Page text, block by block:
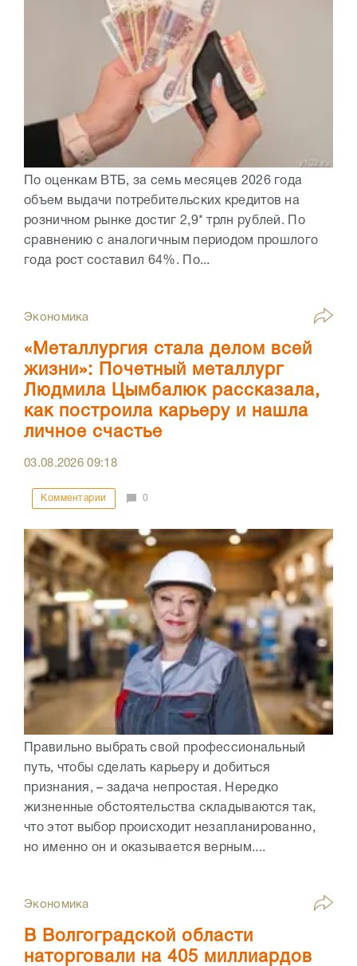
По оценкам ВТБ, за семь месяцев 2026 года
объем выдачи потребительских кредитов на
розничном рынке достиг 2,9* трлн рублей. По
сравнению с аналогичным периодом прошлого
года рост составил 64%. По...
Экономика
«Металлургия стала делом всей
жизни»: Почетный металлург
Людмила Цымбалюк рассказала,
как построила карьеру и нашла
личное счастье
03.08.202609:18
Комментарии 0
Правильно выбрать свой профессиональный
путь, чтобы сделать карьеру и добиться
признания, – задача непростая. Нередко
жизненные обстоятельства складываются так,
что этот выбор происходит незапланированно,
но именно он и оказывается верным....
Экономика
В Волгоградской области
наторговали на 405 миллиардов